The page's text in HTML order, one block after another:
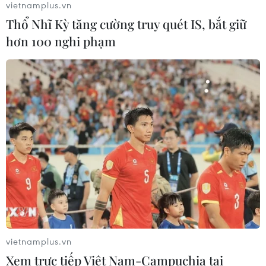
Xem trực tiếp Indonesia-Việt Nam tại
ASEAN Cup 2026 trên kênh nào?
03/08/2026 09:21
Đội tuyển Việt Nam đặt mục
tiêu 3 điểm, cảnh báo Indonesia
trước giờ G
03/08/2026 07:39
ASEAN Cup 2026: Indonesia tổn thất
lực lượng trước trận quyết đấu tuyển
Việt Nam
vietnamplus.vn
Thổ Nhĩ Kỳ tăng cường truy quét IS, bắt giữ
hơn 100 nghi phạm
vietnamplus.vn
Xem trực tiếp Việt Nam-Campuchia tại